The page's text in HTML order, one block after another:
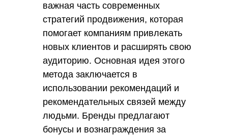
важная часть современных
стратегий продвижения, которая
помогает компаниям привлекать
новых клиентов и расширять свою
аудиторию. Основная идея этого
метода заключается в
использовании рекомендаций и
рекомендательных связей между
людьми. Бренды предлагают
бонусы и вознаграждения за